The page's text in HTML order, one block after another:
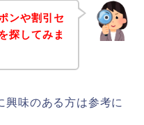
ンや割引セ
探してみま
興味のある方は参考に